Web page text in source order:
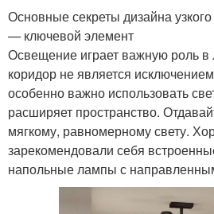
Основные секреты дизайна
— ключевой элемент
Освещение играет важную роль
коридор не является
особенно важно использовать
расширяет пространство.
мягкому, равномерному свету.
зарекомендовали себя
напольные лампы с